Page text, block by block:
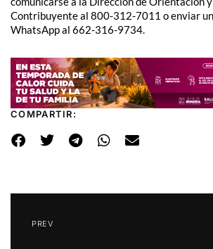
Contribuyente al 800-312-7011 o enviar
WhatsApp al 662-316-9734.
COMPARTIR:
PREV